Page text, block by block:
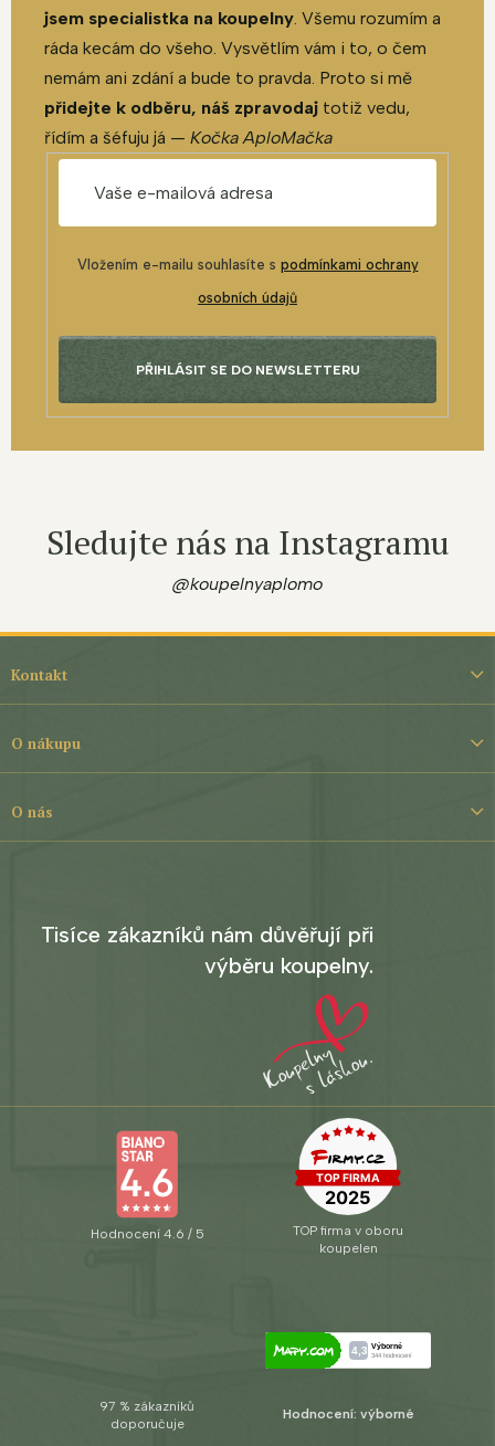
jsem specialistka na koupelny . Všemu rozumím a
ráda kecám do všeho. Vysvětlím vám i to, o čem
nemám ani zdání a bude to pravda. Proto si mě
přidejte k odběru, náš zpravodaj totiž vedu,
řídím a šéfuju já — Kočka AploMačka
Vložením e-mailu souhlasíte s podmínkami ochrany
osobních údajů
PŘIHLÁSIT SE DO NEWSLETTERU
Sledujte nás na Instagramu
@koupelnyaplomo
í
Kontakt
O nákupu
O nás
Tisíce zákazníků nám důvěřují při
výběru koupelny.
Hodnocení 4.6 / 5
TOP firma v oboru
koupelen
97 % zákazníků
doporučuje
Hodnocení: výborné